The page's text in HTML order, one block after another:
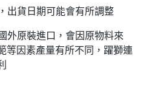
出貨日期可能會有所調整
外原裝進口，會因原物料來
等因素產量有所不同，躍獅連